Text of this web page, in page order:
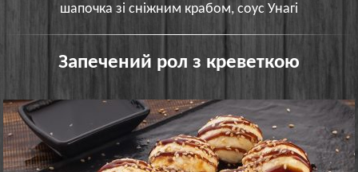
шапочка зі сніжним крабом, соус Унагі
Запечений рол з креветкою